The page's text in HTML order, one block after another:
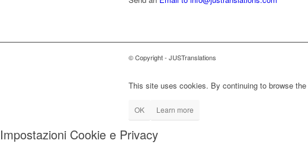
© Copyright - JUSTranslations
This site uses cookies. By continuing to browse
OK Learn more
Impostazioni Cookie e Privacy